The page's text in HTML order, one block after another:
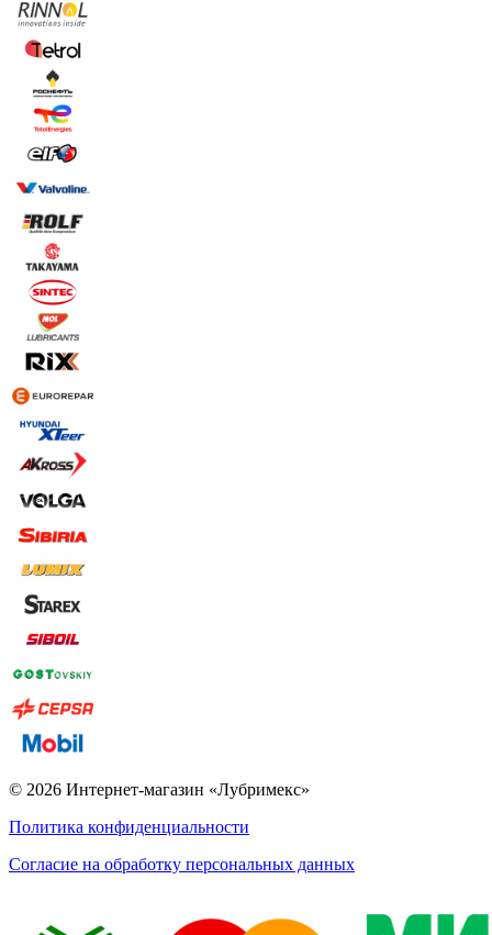
© 2026 Интернет-магазин «Лубримекс»
Политика конфиденциальности
Согласие на обработку персональных данных